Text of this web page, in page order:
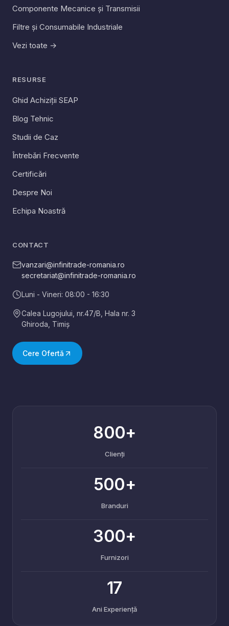
Componente Mecanice și Transmisii
Filtre și Consumabile Industriale
Vezi toate →
RESURSE
Ghid Achiziții SEAP
Blog Tehnic
Studii de Caz
Întrebări Frecvente
Certificări
Despre Noi
Echipa Noastră
CONTACT
vanzari@infinitrade-romania.ro
secretariat@infinitrade-romania.ro
Luni - Vineri: 08:00 - 16:30
Calea Lugojului, nr.47/B, Hala nr. 3
Ghiroda Timiș
Cere Ofertă
800+
Clienți
500+
Branduri
300+
Furnizori
17
Ani Experiență